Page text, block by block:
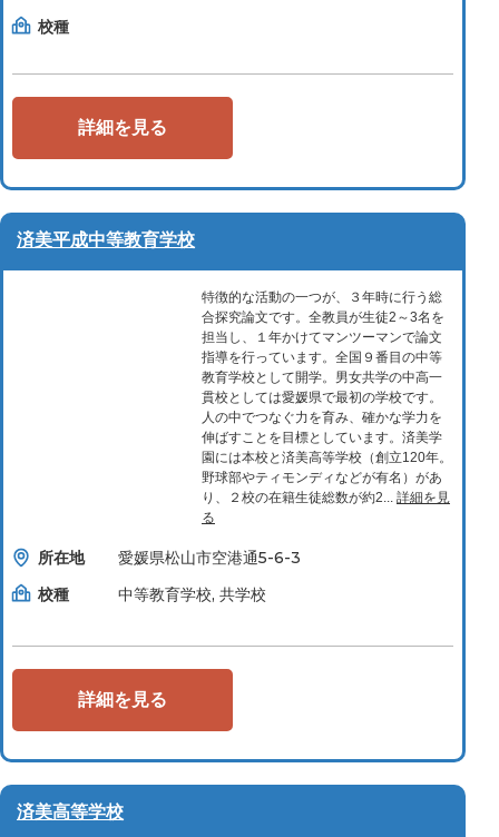
校種
詳細を見る
済美平成中等教育学校
特徴的な活動の一つが、３年時に行う総
合探究論文です。全教員が生徒2～3名を
担当し、１年かけてマンツーマンで論文
指導を行っています。全国９番目の中等
教育学校として開学。男女共学の中高一
貫校としては愛媛県で最初の学校です。
人の中でつなぐ力を育み、確かな学力を
伸ばすことを目標としています。済美学
園には本校と済美高等学校（創立120年。
野球部やティモンディなどが有名）があ
り、２校の在籍生徒総数が約2... 詳細を見
る
所在地
愛媛県松山市空港通5-6-3
校種
中等教育学校, 共学校
詳細を見る
済美高等学校